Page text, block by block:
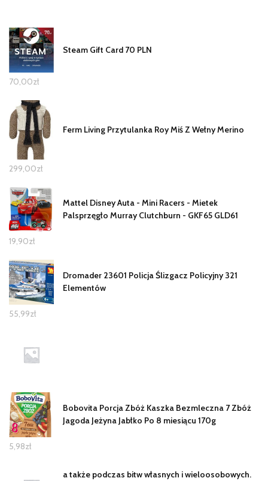
Steam Gift Card 70 PLN
70,00zł
Ferm Living Przytulanka Roy Miś Z Wełny Merino
299,00zł
Mattel Disney Auta - Mini Racers - Mietek
Palsprzęgło Murray Clutchburn - GKF65 GLD61
19,90zł
Dromader 23601 Policja Ślizgacz Policyjny 321
Elementów
55,99zł
Bobovita Porcja Zbóż Kaszka Bezmleczna 7 Zbóż
Jagoda Jeżyna Jabłko Po 8 miesiącu 170g
5,98zł
a także podczas bitw własnych i wieloosobowych.